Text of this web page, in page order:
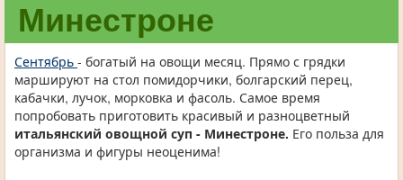
Минестроне
Сентябрь - богатый на овощи месяц. Прямо с грядки
маршируют на стол помидорчики, болгарский перец,
кабачки, лучок, морковка и фасоль. Самое время
попробовать приготовить красивый и разноцветный
итальянский овощной суп - Минестроне. Его польза для
организма и фигуры неоценима!